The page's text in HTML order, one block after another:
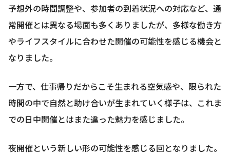
予想外の時間調整や、参加者の到着状況への対応など、通
常開催とは異なる場面も多くありましたが、多様な働き方
やライフスタイルに合わせた開催の可能性を感じる機会と
なりました。
一方で、仕事帰りだからこそ生まれる空気感や、限られた
時間の中で自然と助け合いが生まれていく様子は、これま
での日中開催とはまた違った魅力を感じました。
夜開催という新しい形の可能性を感じる回となりました。